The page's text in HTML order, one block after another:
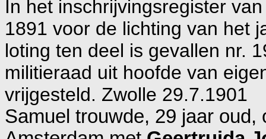
In het inschrijvingsregister
1891 voor de lichting van het
loting ten deel is gevallen nr.
militieraad uit hoofde van
vrijgesteld. Zwolle 29.7.1901
Samuel trouwde, 29 jaar